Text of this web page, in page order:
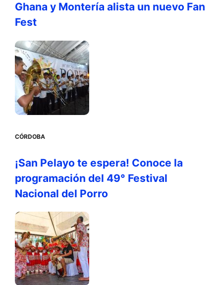
Ghana y Montería alista un nuevo Fan
Fest
CÓRDOBA
¡San Pelayo te espera! Conoce la
programación del 49° Festival
Nacional del Porro